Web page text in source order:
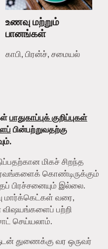
உணவு மற்றும்
பானங்கள்
காபி, பிரன்ச், சமையல்
பாதுகாப்புக் குறிப்புகள்
பின்பற்றுவதற்கு
மிகச் சிறந்த
கொண்டிருக்கும்
பிரச்சனையும் இல்லை.
மார்க்கெட்கள் வரை,
விஷயங்களைப் பற்றி
செய்யலாம்.
துணைக்கு வர ஒருவர்